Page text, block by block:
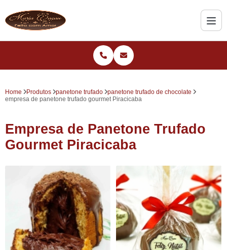
Home Produtos panetone trufado
panetone trufado de chocolate
empresa de panetone trufado gourmet Piracicaba
Empresa de Panetone Trufado
Gourmet Piracicaba